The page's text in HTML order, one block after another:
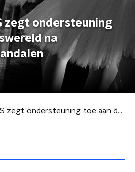
zegt ondersteuning
na
Minister LZS zegt ondersteuning toe aan danswereld na misbruikschandalen